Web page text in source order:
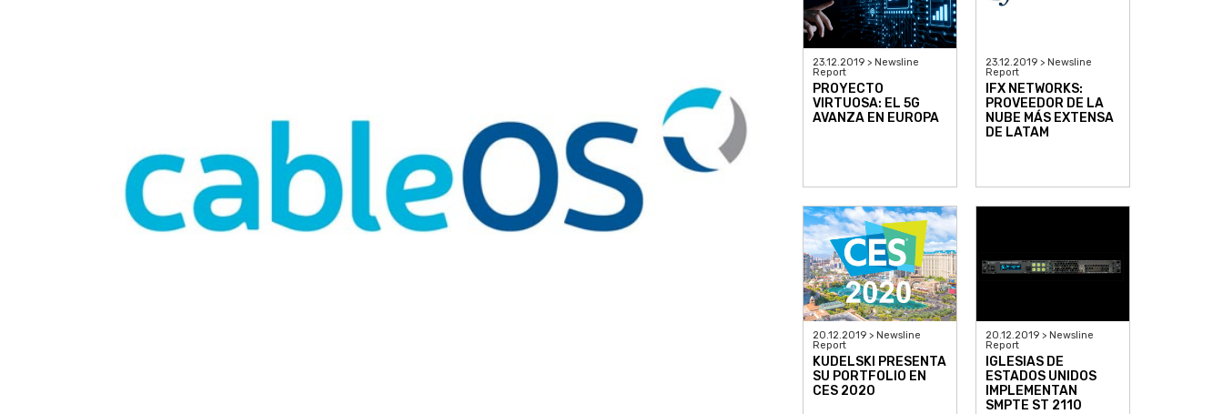
23.12.2019 > Newsline
Report
PROYECTO
VIRTUOSA: EL 5G
AVANZA EN EUROPA
23.12.2019 > Newsline
Report
IFX NETWORKS:
PROVEEDOR DE LA
NUBE MÁS EXTENSA
DE LATAM
20.12.2019 > Newsline
Report
KUDELSKI PRESENTA
SU PORTFOLIO EN
CES 2020
20.12.2019 > Newsline
Report
IGLESIAS DE
ESTADOS UNIDOS
IMPLEMENTAN
SMPTE ST 2110